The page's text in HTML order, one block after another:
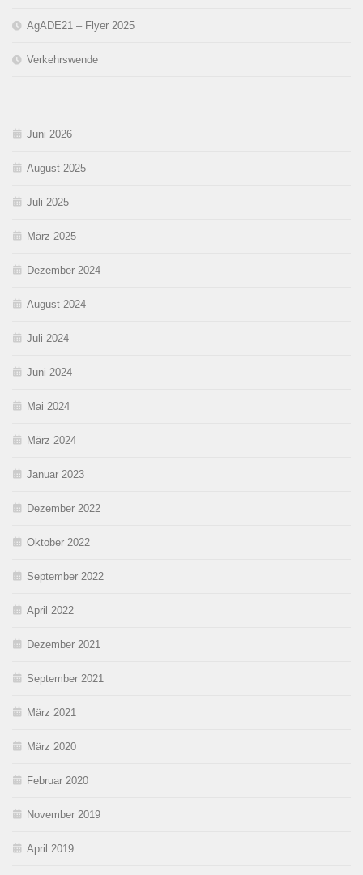
AgADE21 – Flyer 2025
Verkehrswende
Juni 2026
August 2025
Juli 2025
März 2025
Dezember 2024
August 2024
Juli 2024
Juni 2024
Mai 2024
März 2024
Januar 2023
Dezember 2022
Oktober 2022
September 2022
April 2022
Dezember 2021
September 2021
März 2021
März 2020
Februar 2020
November 2019
April 2019